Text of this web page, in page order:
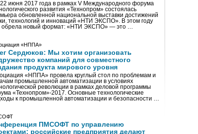
июня 2017 года в рамках V Международного форума
развития «Технопром» состоялась
обновленной национальной выставки достижений
технологий и инноваций «НТИ ЭКСПО». В этом году
обрела новый формат: «НТИ ЭКСПО» — это …
«НППА»
Сердюков: Мы хотим организовать
компаний для совместного
продукта мирового уровня
«НППА» провела круглый стол по проблемам и
промышленной автоматизации в условиях
революции в рамках деловой программы
«Технопром»-2017. Основные технологические
к промышленной автоматизации и безопасности …
ПМСОФТ по управлению
российские предприятия делают